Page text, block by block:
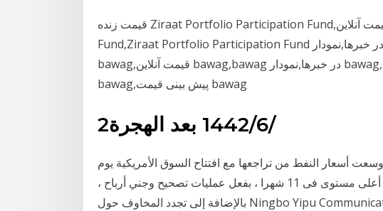
قیمت زنده Ziraat Portfolio Participation Fund,قیمت آنلاین Ziraat Portfolio Participation
Fund,Ziraat Portfolio Participation Fund در خبرها,نمودار Ziraat Portfolio Parti.. قیمت زنده
bawag,قیمت آنلاین bawag,bawag در خبرها,نمودار bawag,نمودار زنده و لحظه ای bawag,تحلیل قیمت
bawag,پیش بینی قیمت bawag
2‏‏/6‏‏/1442 بعد الهجرة
أسعار النفط من تراجعها مع افتتاح السوق الأمريكية يوم
الجمعة لتفقد قرابة 2% لتبتعد مرة أخرى عن أعلى مستوى فى 11 شهرا ، بفعل عمليات تصحيح وجني أرباح ،
بالإضافة إلى تجدد المخاوف حول Ningbo Yipu Communication Equipment Technology Co. ، Ltd: